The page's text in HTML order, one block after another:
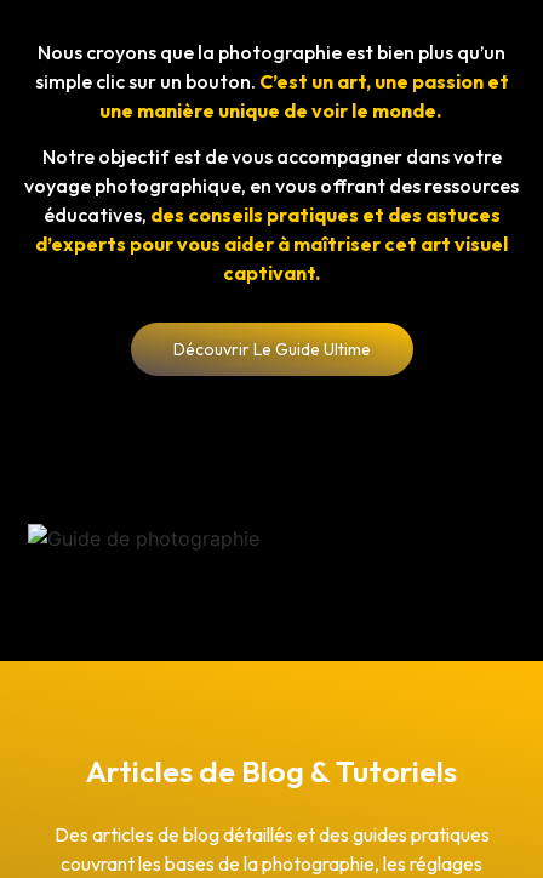
Nous croyons que la photographie est bien plus qu’un
simple clic sur un bouton. C’est un art, une passion et
une manière unique de voir le monde.
Notre objectif est de vous accompagner dans votre
voyage photographique, en vous offrant des ressources
éducatives, des conseils pratiques et des astuces
d’experts pour vous aider à maîtriser cet art visuel
captivant.
Découvrir Le Guide Ultime
Articles de Blog & Tutoriels
Des articles de blog détaillés et des guides pratiques
couvrant les bases de la photographie, les réglages